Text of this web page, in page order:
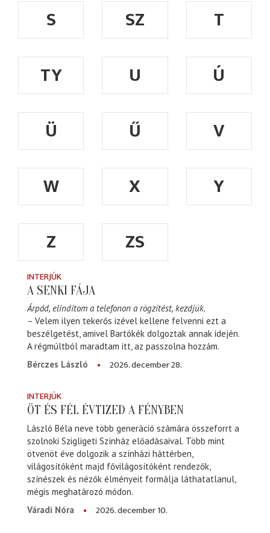
S
SZ
T
TY
U
Ú
Ü
Ű
V
W
X
Y
Z
ZS
INTERJÚK
A SENKI FÁJA
Árpád, elindítom a telefonon a rögzítést, kezdjük.
– Velem ilyen tekerős izével kellene felvenni ezt a
beszélgetést, amivel Bartókék dolgoztak annak idején.
A régmúltból maradtam itt, az passzolna hozzám.
Bérczes László
2026. december 28.
INTERJÚK
ÖT ÉS FÉL ÉVTIZED A FÉNYBEN
László Béla neve több generáció számára összeforrt a
szolnoki Szigligeti Színház előadásaival. Több mint
ötvenöt éve dolgozik a színházi háttérben,
világosítóként majd fővilágosítóként rendezők,
színészek és nézők élményeit formálja láthatatlanul,
mégis meghatározó módon.
Váradi Nóra
2026. december 10.